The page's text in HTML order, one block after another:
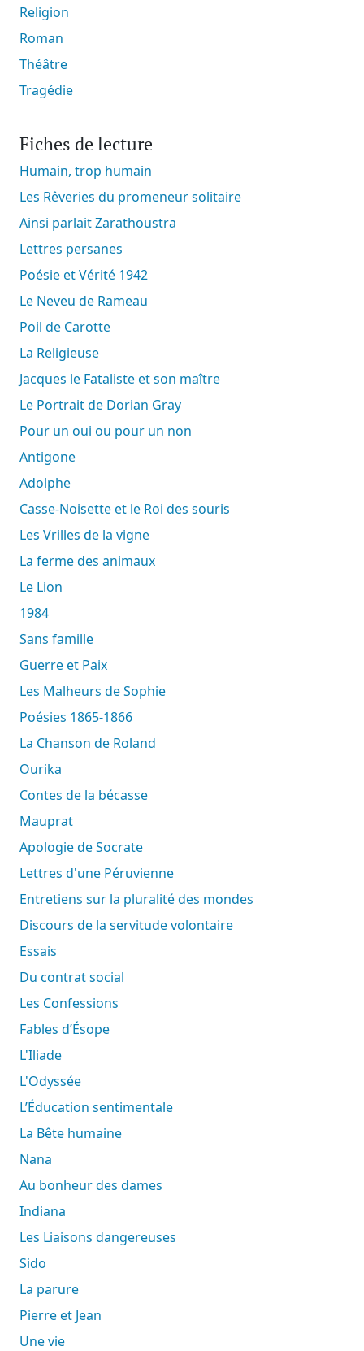
Religion
Roman
Théâtre
Tragédie
Fiches de lecture
Humain, trop humain
Les Rêveries du promeneur solitaire
Ainsi parlait Zarathoustra
Lettres persanes
Poésie et Vérité 1942
Le Neveu de Rameau
Poil de Carotte
La Religieuse
Jacques le Fataliste et son maître
Le Portrait de Dorian Gray
Pour un oui ou pour un non
Antigone
Adolphe
Casse-Noisette et le Roi des souris
Les Vrilles de la vigne
La ferme des animaux
Le Lion
1984
Sans famille
Guerre et Paix
Les Malheurs de Sophie
Poésies 1865-1866
La Chanson de Roland
Ourika
Contes de la bécasse
Mauprat
Apologie de Socrate
Lettres d'une Péruvienne
Entretiens sur la pluralité des mondes
Discours de la servitude volontaire
Essais
Du contrat social
Les Confessions
Fables d’Ésope
L'Iliade
L'Odyssée
L’Éducation sentimentale
La Bête humaine
Nana
Au bonheur des dames
Indiana
Les Liaisons dangereuses
Sido
La parure
Pierre et Jean
Une vie